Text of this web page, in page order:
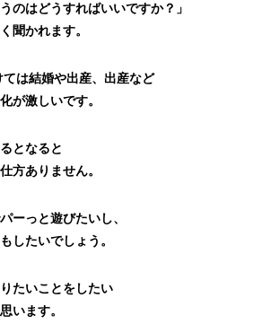
用者の声
のはどうすればいいですか？」
聞かれます。
は結婚や出産、出産など
が激しいです。
となると
方ありません。
ーっと遊びたいし、
したいでしょう。
たいことをしたい
います。